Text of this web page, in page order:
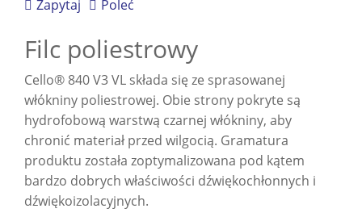
Zapytaj Poleć
Filc poliestrowy
Cello® 840 V3 VL składa się ze sprasowanej
włókniny poliestrowej. Obie strony pokryte są
hydrofobową warstwą czarnej włókniny, aby
chronić materiał przed wilgocią. Gramatura
produktu została zoptymalizowana pod kątem
bardzo dobrych właściwości dźwiękochłonnych i
dźwiękoizolacyjnych.